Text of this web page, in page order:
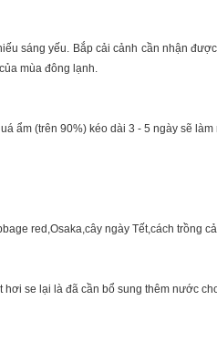
sáng yếu. Bắp cải cảnh cần nhận
mùa đông lạnh.
ẩm (trên 90%) kéo dài 3 - 5 ngày sẽ
se lại là đã cần bổ sung thêm nước